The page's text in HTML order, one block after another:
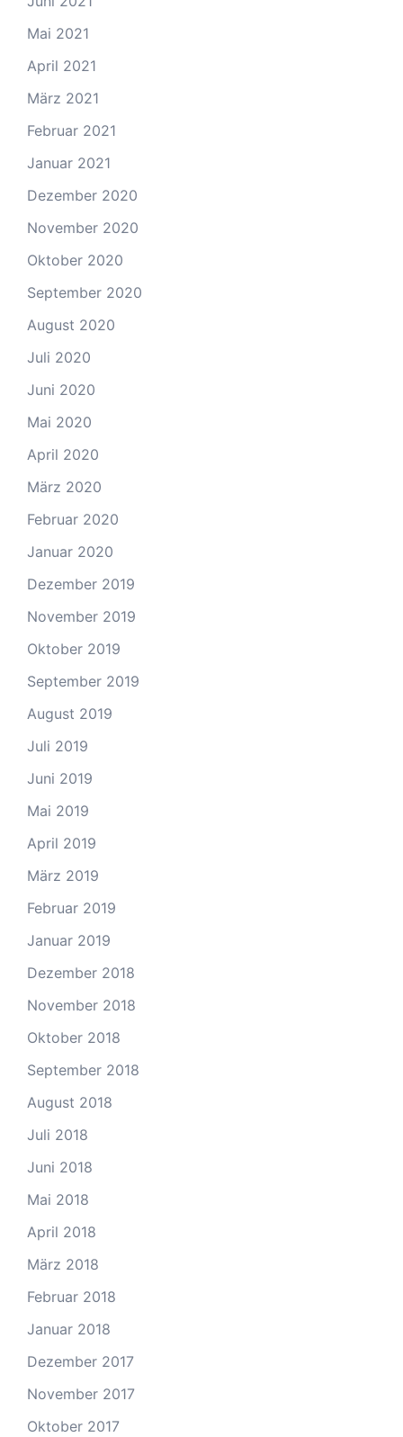
Mai 2021
April 2021
März 2021
Februar 2021
Januar 2021
Dezember 2020
November 2020
Oktober 2020
September 2020
August 2020
Juli 2020
Juni 2020
Mai 2020
April 2020
März 2020
Februar 2020
Januar 2020
Dezember 2019
November 2019
Oktober 2019
September 2019
August 2019
Juli 2019
Juni 2019
Mai 2019
April 2019
März 2019
Februar 2019
Januar 2019
Dezember 2018
November 2018
Oktober 2018
September 2018
August 2018
Juli 2018
Juni 2018
Mai 2018
April 2018
März 2018
Februar 2018
Januar 2018
Dezember 2017
November 2017
Oktober 2017